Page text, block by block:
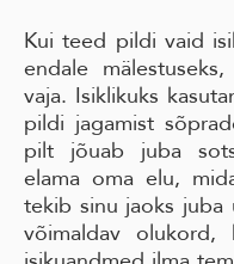
Kui teed pildi vaid
endale
vaja. Isiklikuks
pildi jagamist
pilt jõuab juba
elama oma elu,
tekib sinu jaoks juba
võimaldav olukord,